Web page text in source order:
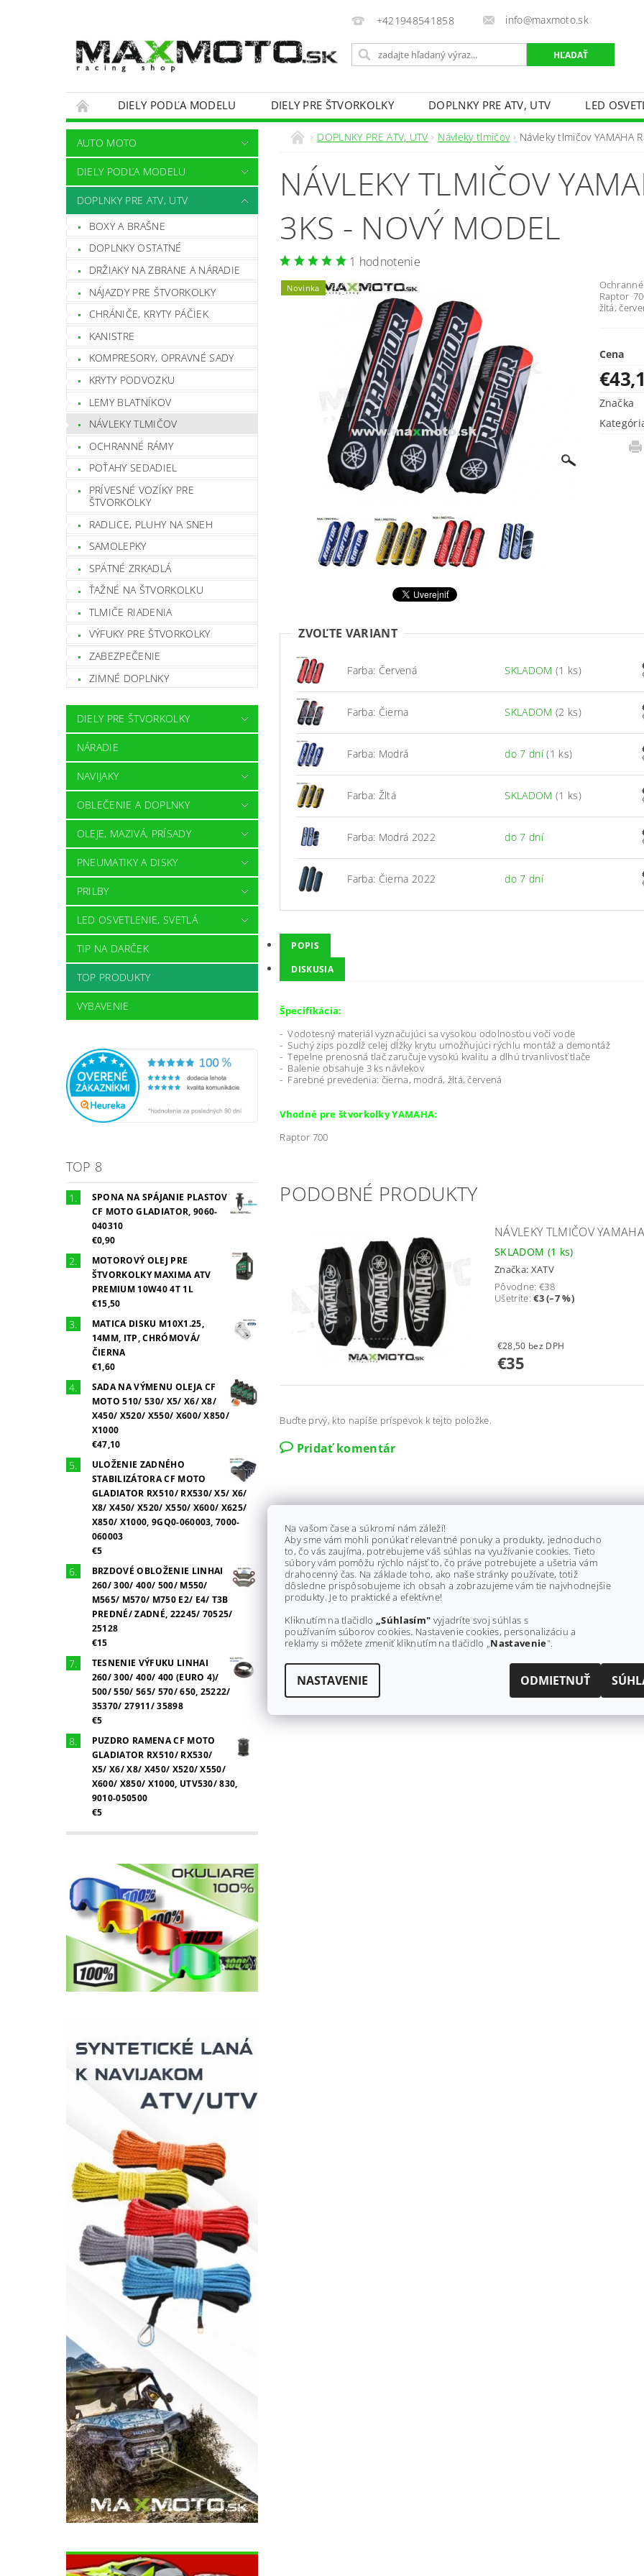
+421948541858 info@maxmoto.sk
DIELY PODĽA MODELU DIELY PRE ŠTVORKOLKY DOPLNKY PRE ATV, UTV
LED
OBCHODNÉ PODMIENKY
KONTAKTY
AUTO MOTO
DIELY PODĽA MODELU
DOPLNKY PRE ATV, UTV
BOXY A BRAŠNE
DOPLNKY OSTATNÉ
DRŽIAKY NA ZBRANE A NÁRADIE
NÁJAZDY PRE ŠTVORKOLKY
CHRÁNIČE, KRYTY PÁČIEK
KANISTRE
KOMPRESORY, OPRAVNÉ SADY
KRYTY PODVOZKU
LEMY BLATNÍKOV
NÁVLEKY TLMIČOV
OCHRANNÉ RÁMY
POŤAHY SEDADIEL
PRÍVESNÉ VOZÍKY PRE
ŠTVORKOLKY
RADLICE, PLUHY NA SNEH
SAMOLEPKY
SPÄTNÉ ZRKADLÁ
ŤAŽNÉ NA ŠTVORKOLKU
TLMIČE RIADENIA
VÝFUKY PRE ŠTVORKOLKY
ZABEZPEČENIE
ZIMNÉ DOPLNKY
DIELY PRE ŠTVORKOLKY
NÁRADIE
NAVIJAKY
OBLEČENIE A DOPLNKY
OLEJE, MAZIVÁ, PRÍSADY
PNEUMATIKY A DISKY
PRILBY
LED OSVETLENIE, SVETLÁ
TIP NA DARČEK
TOP PRODUKTY
VYBAVENIE
TOP 8
SPONA NA SPÁJANIE PLASTOV
CF MOTO GLADIATOR, 9060-
040310
€0,90
MOTOROVÝ OLEJ PRE
ŠTVORKOLKY MAXIMA ATV
PREMIUM 10W40 4T 1L
€15,50
MATICA DISKU M10X1.25,
14MM, ITP, CHRÓMOVÁ/
ČIERNA
€1,60
SADA NA VÝMENU OLEJA CF
MOTO 510/ 530/ X5/ X6/ X8/
X450/ X520/ X550/ X600/ X850/
X1000
€47,10
ULOŽENIE ZADNÉHO
STABILIZÁTORA CF MOTO
GLADIATOR RX510/ RX530/ X5/ X6/
X8/ X450/ X520/ X550/ X600/ X625/
X850/ X1000, 9GQ0-060003, 7000-
060003
€5
BRZDOVÉ OBLOŽENIE LINHAI
260/ 300/ 400/ 500/ M550/
M565/ M570/ M750 E2/ E4/ T3B
PREDNÉ/ ZADNÉ, 22245/ 70525/
25128
€15
TESNENIE VÝFUKU LINHAI
260/ 300/ 400/ 400 (EURO 4)/
500/ 550/ 565/ 570/ 650, 25222/
35370/ 27911/ 35898
€5
PUZDRO RAMENA CF MOTO
GLADIATOR RX510/ RX530/
X5/ X6/ X8/ X450/ X520/ X550/
X600/ X850/ X1000, UTV530/ 830,
9010-050500
€5
DOPLNKY PRE ATV, UTV Návleky tlmičov Návleky tlmičov YAMAHA
NÁVLEKY TLMIČOV
3KS - NOVÝ MODEL
1 hodnotenie
Novinka
Raptor
žltá,
Cena
Značka
ZVOĽTE VARIANT
Farba: Červená SKLADOM (1 ks)
Farba: Čierna SKLADOM (2 ks)
Farba: Modrá do 7 dní(1 ks)
Farba: Žltá SKLADOM (1 ks)
Farba: Modrá 2022 do 7 dní
Farba: Čierna 2022 do 7 dní
POPIS
DISKUSIA
Špecifikácia:
- Vodotesný materiál vyznačujúci sa vysokou odolnosťou voči vode
- Suchý zips pozdĺž celej dĺžky krytu umožňujúci rýchlu montáž a demontáž
- Tepelne prenosná tlač zaručuje vysokú kvalitu a dlhú trvanlivosť tlače
- Balenie obsahuje 3 ks návlekov
- Farebné prevedenia: čierna, modrá, žltá, červená
Vhodné pre štvorkolky YAMAHA:
Raptor 700
PODOBNÉ PRODUKTY
NÁVLEKY TLMIČOV
SKLADOM (1 ks)
Značka: XATV
Pôvodne: €38
Ušetríte:€3 (–7 %)
€28,50 bez DPH
€35
Buďte prvý, kto napíše príspevok k tejto položke.
Pridať komentár
Na vašom čase a súkromí nám záleží!
Aby sme vám mohli ponúkať relevantné ponuky a produkty, jednoducho
to, čo vás zaujíma, potrebujeme váš súhlas na využívanie cookies. Tieto
súbory vám pomôžu rýchlo nájsť to, čo práve potrebujete a ušetria vám
drahocenný čas. Na základe toho, ako naše stránky používate, totiž
dôsledne prispôsobujeme ich obsah a zobrazujeme vám tie najvhodnejšie
produkty. Je to praktické a efektívne!
Kliknutím na tlačidlo „Súhlasím" vyjadríte svoj súhlas s
používaním súborov cookies. Nastavenie cookies, personalizáciu a
reklamy si môžete zmeniť kliknutím na tlačidlo „Nastavenie".
NASTAVENIE ODMIETNUŤ